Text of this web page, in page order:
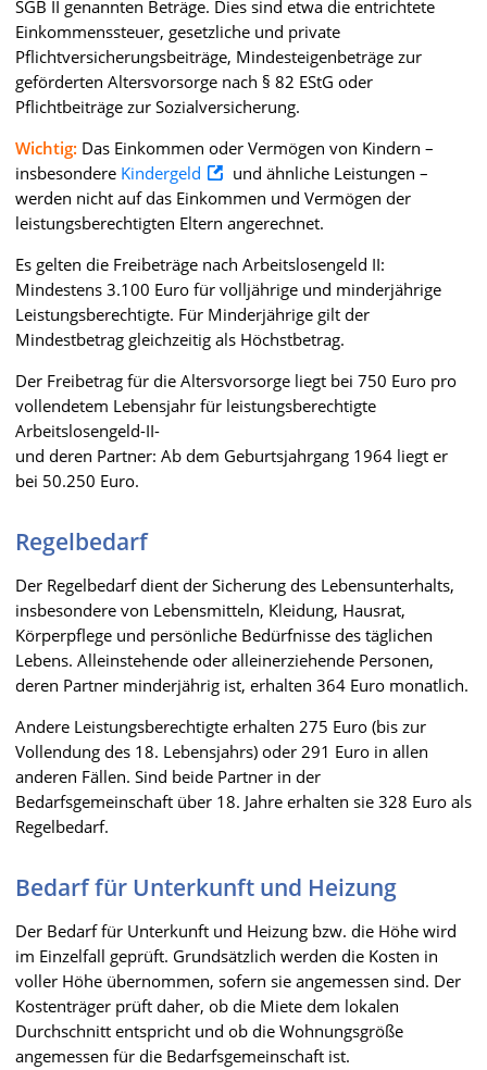
SGB II genannten Beträge. Dies sind etwa die entrichtete
Einkommenssteuer, gesetzliche und private
Pflichtversicherungsbeiträge, Mindesteigenbeträge zur
geförderten Altersvorsorge nach § 82 EStG oder
Pflichtbeiträge zur Sozialversicherung.
Wichtig: Das Einkommen oder Vermögen von Kindern –
insbesondere Kindergeld
und ähnliche Leistungen –
werden nicht auf das Einkommen und Vermögen der
leistungsberechtigten Eltern angerechnet.
Es gelten die Freibeträge nach Arbeitslosengeld II:
Mindestens 3.100 Euro für volljährige und minderjährige
Leistungsberechtigte. Für Minderjährige gilt der
Mindestbetrag gleichzeitig als Höchstbetrag.
Der Freibetrag für die Altersvorsorge liegt bei 750 Euro pro
vollendetem Lebensjahr für leistungsberechtigte
Arbeitslosengeld-II-
und deren Partner: Ab dem Geburtsjahrgang 1964 liegt er
bei 50.250 Euro.
Regelbedarf
Der Regelbedarf dient der Sicherung des Lebensunterhalts,
insbesondere von Lebensmitteln, Kleidung, Hausrat,
Körperpflege und persönliche Bedürfnisse des täglichen
Lebens. Alleinstehende oder alleinerziehende Personen,
deren Partner minderjährig ist, erhalten 364 Euro monatlich.
Andere Leistungsberechtigte erhalten 275 Euro (bis zur
Vollendung des 18. Lebensjahrs) oder 291 Euro in allen
anderen Fällen. Sind beide Partner in der
Bedarfsgemeinschaft über 18. Jahre erhalten sie 328 Euro als
Regelbedarf.
Bedarf für Unterkunft und Heizung
Der Bedarf für Unterkunft und Heizung bzw. die Höhe wird
im Einzelfall geprüft. Grundsätzlich werden die Kosten in
voller Höhe übernommen, sofern sie angemessen sind. Der
Kostenträger prüft daher, ob die Miete dem lokalen
Durchschnitt entspricht und ob die Wohnungsgröße
angemessen für die Bedarfsgemeinschaft ist.